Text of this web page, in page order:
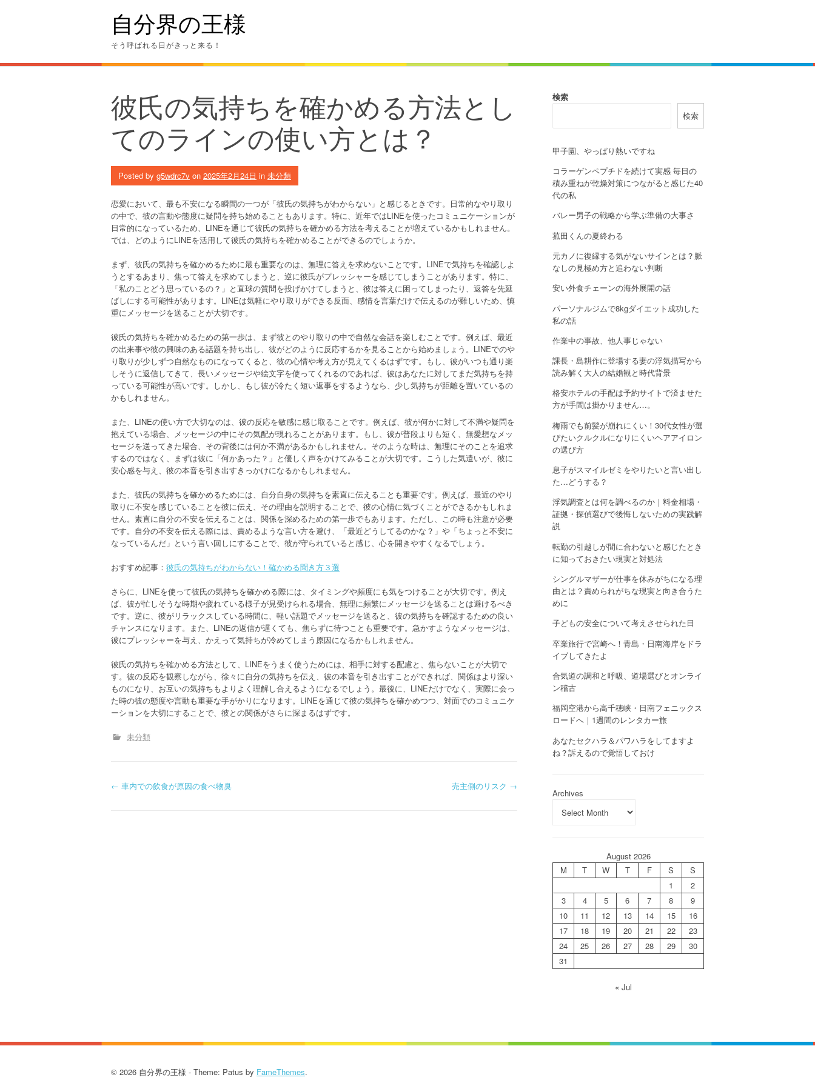
自分界の王様
そう呼ばれる日がきっと来る！
彼氏の気持ちを確かめる方法とし
てのラインの使い方とは？
Posted by g5wdrc7v on 2025年2月24日 in 未分類
恋愛において、最も不安になる瞬間の一つが「彼氏の気持ちがわからない」と感じるときです。日常的なやり取り
の中で、彼の言動や態度に疑問を持ち始めることもあります。特に、近年ではLINEを使ったコミュニケーションが
日常的になっているため、LINEを通じて彼氏の気持ちを確かめる方法を考えることが増えているかもしれません。
では、どのようにLINEを活用して彼氏の気持ちを確かめることができるのでしょうか。
まず、彼氏の気持ちを確かめるために最も重要なのは、無理に答えを求めないことです。LINEで気持ちを確認しよ
うとするあまり、焦って答えを求めてしまうと、逆に彼氏がプレッシャーを感じてしまうことがあります。特に、
「私のことどう思っているの？」と直球の質問を投げかけてしまうと、彼は答えに困ってしまったり、返答を先延
ばしにする可能性があります。LINEは気軽にやり取りができる反面、感情を言葉だけで伝えるのが難しいため、慎
重にメッセージを送ることが大切です。
彼氏の気持ちを確かめるための第一歩は、まず彼とのやり取りの中で自然な会話を楽しむことです。例えば、最近
の出来事や彼の興味のある話題を持ち出し、彼がどのように反応するかを見ることから始めましょう。LINEでのや
り取りが少しずつ自然なものになってくると、彼の心情や考え方が見えてくるはずです。もし、彼がいつも通り楽
しそうに返信してきて、長いメッセージや絵文字を使ってくれるのであれば、彼はあなたに対してまだ気持ちを持
っている可能性が高いです。しかし、もし彼が冷たく短い返事をするようなら、少し気持ちが距離を置いているの
かもしれません。
また、LINEの使い方で大切なのは、彼の反応を敏感に感じ取ることです。例えば、彼が何かに対して不満や疑問を
抱えている場合、メッセージの中にその気配が現れることがあります。もし、彼が普段よりも短く、無愛想なメッ
セージを送ってきた場合、その背後には何か不満があるかもしれません。そのような時は、無理にそのことを追求
するのではなく、まずは彼に「何かあった？」と優しく声をかけてみることが大切です。こうした気遣いが、彼に
安心感を与え、彼の本音を引き出すきっかけになるかもしれません。
また、彼氏の気持ちを確かめるためには、自分自身の気持ちを素直に伝えることも重要です。例えば、最近のやり
取りに不安を感じていることを彼に伝え、その理由を説明することで、彼の心情に気づくことができるかもしれま
せん。素直に自分の不安を伝えることは、関係を深めるための第一歩でもあります。ただし、この時も注意が必要
です。自分の不安を伝える際には、責めるような言い方を避け、「最近どうしてるのかな？」や「ちょっと不安に
なっているんだ」という言い回しにすることで、彼が守られていると感じ、心を開きやすくなるでしょう。
おすすめ記事： 彼氏の気持ちがわからない！確かめる聞き方３選
さらに、LINEを使って彼氏の気持ちを確かめる際には、タイミングや頻度にも気をつけることが大切です。例え
ば、彼が忙しそうな時期や疲れている様子が見受けられる場合、無理に頻繁にメッセージを送ることは避けるべき
です。逆に、彼がリラックスしている時間に、軽い話題でメッセージを送ると、彼の気持ちを確認するための良い
チャンスになります。また、LINEの返信が遅くても、焦らずに待つことも重要です。急かすようなメッセージは、
彼にプレッシャーを与え、かえって気持ちが冷めてしまう原因になるかもしれません。
彼氏の気持ちを確かめる方法として、LINEをうまく使うためには、相手に対する配慮と、焦らないことが大切で
す。彼の反応を観察しながら、徐々に自分の気持ちを伝え、彼の本音を引き出すことができれば、関係はより深い
ものになり、お互いの気持ちもよりよく理解し合えるようになるでしょう。最後に、LINEだけでなく、実際に会っ
た時の彼の態度や言動も重要な手がかりになります。LINEを通じて彼の気持ちを確かめつつ、対面でのコミュニケ
ーションを大切にすることで、彼との関係がさらに深まるはずです。
未分類
P
t
i
← 車内での飲食が原因の食べ物臭 売主側のリスク →
検索
検索
甲子園、やっぱり熱いですね
コラーゲンペプチドを続けて実感 毎日の
積み重ねが乾燥対策につながると感じた40
代の私
バレー男子の戦略から学ぶ準備の大事さ
菰田くんの夏終わる
元カノに復縁する気がないサインとは？脈
なしの見極め方と追わない判断
安い外食チェーンの海外展開の話
パーソナルジムで8kgダイエット成功した
私の話
作業中の事故、他人事じゃない
課長・島耕作に登場する妻の浮気描写から
読み解く大人の結婚観と時代背景
格安ホテルの手配は予約サイトで済ませた
方が手間は掛かりません…。
梅雨でも前髪が崩れにくい！30代女性が選
びたいクルクルになりにくいヘアアイロン
の選び方
息子がスマイルゼミをやりたいと言い出し
た…どうする？
浮気調査とは何を調べるのか｜料金相場・
証拠・探偵選びで後悔しないための実践解
説
転勤の引越しが間に合わないと感じたとき
に知っておきたい現実と対処法
シングルマザーが仕事を休みがちになる理
由とは？責められがちな現実と向き合うた
めに
子どもの安全について考えさせられた日
卒業旅行で宮崎へ！青島・日南海岸をドラ
イブしてきたよ
合気道の調和と呼吸、道場選びとオンライ
ン稽古
福岡空港から高千穂峡・日南フェニックス
ロードへ｜1週間のレンタカー旅
あなたセクハラ＆パワハラをしてますよ
ね？訴えるので覚悟しておけ
Archives
August 2026
M
T W T F S
S
1
2
3
4 5 6 7 8
9
10
11 12 13 14 15
16
17
18 19 20 21 22
23
24
25 26 27 28 29
30
31
« Jul
© 2026 自分界の王様 - Theme: Patus by FameThemes.